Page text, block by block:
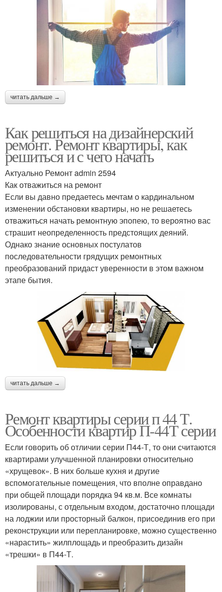
читать дальше →
Как решиться на дизайнерский
ремонт. Ремонт квартиры, как
решиться и с чего начать
Актуально Ремонт admin 2594
Как отважиться на ремонт
Если вы давно предаетесь мечтам о кардинальном
изменении обстановки квартиры, но не решаетесь
отважиться начать ремонтную эпопею, то вероятно вас
страшит неопределенность предстоящих деяний.
Однако знание основных постулатов
последовательности грядущих ремонтных
преобразований придаст уверенности в этом важном
этапе бытия.
читать дальше →
Ремонт квартиры серии п 44 Т.
Особенности квартир П-44Т серии
Если говорить об отличии серии П44-Т, то они считаются
квартирами улучшенной планировки относительно
«хрущевок». В них больше кухня и другие
вспомогательные помещения, что вполне оправдано
при общей площади порядка 94 кв.м. Все комнаты
изолированы, с отдельным входом, достаточно площади
на лоджии или просторный балкон, присоединив его при
реконструкции или перепланировке, можно существенно
«нарастить» жилплощадь и преобразить дизайн
«трешки» в П44-Т.